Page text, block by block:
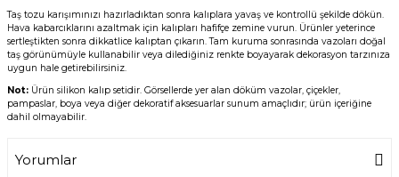
Taş tozu karışımınızı hazırladıktan sonra kalıplara yavaş ve kontrollü şekilde dökün.
Hava kabarcıklarını azaltmak için kalıpları hafifçe zemine vurun. Ürünler yeterince
sertleştikten sonra dikkatlice kalıptan çıkarın. Tam kuruma sonrasında vazoları doğal
taş görünümüyle kullanabilir veya dilediğiniz renkte boyayarak dekorasyon tarzınıza
uygun hale getirebilirsiniz.
Not: Ürün silikon kalıp setidir. Görsellerde yer alan döküm vazolar, çiçekler,
pampaslar, boya veya diğer dekoratif aksesuarlar sunum amaçlıdır; ürün içeriğine
dahil olmayabilir.
Yorumlar